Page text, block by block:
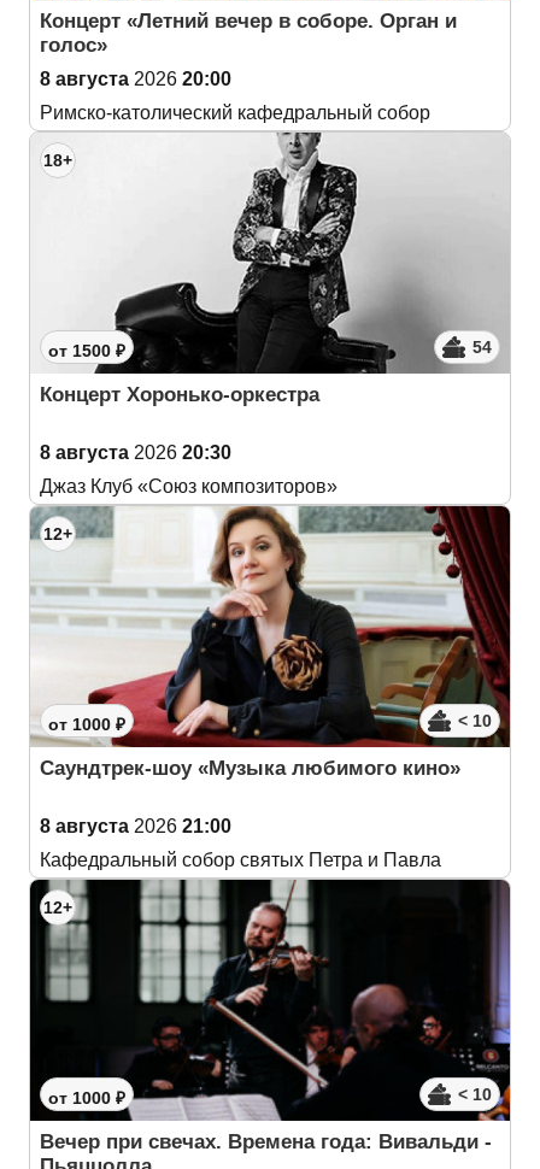
Концерт «Летний вечер в соборе. Орган и
голос»
8 августа 2026 20:00
Римско-католический кафедральный собор
18+
от 1500 ₽ 54
Концерт Хоронько-оркестра
8 августа 2026 20:30
Джаз Клуб «Союз композиторов»
12+
от 1000 ₽ < 10
Саундтрек-шоу «Музыка любимого кино»
8 августа 2026 21:00
Кафедральный собор святых Петра и Павла
12+
от 1000 ₽ < 10
Вечер при свечах. Времена года: Вивальди -